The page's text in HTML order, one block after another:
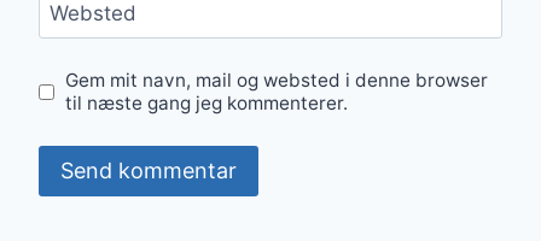
Websted
Gem mit navn, mail og websted i denne browser
til næste gang jeg kommenterer.